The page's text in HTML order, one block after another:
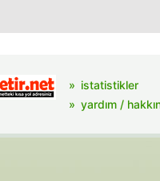
istatistikler
yardım /